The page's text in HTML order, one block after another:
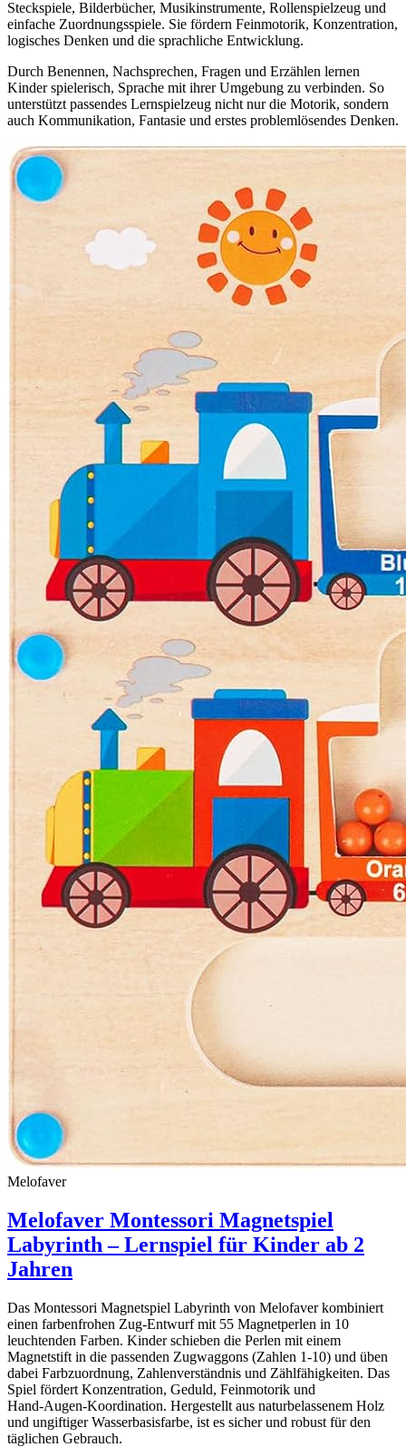
Steckspiele, Bilderbücher, Musikinstrumente, Rollenspielzeug und
einfache Zuordnungsspiele. Sie fördern Feinmotorik, Konzentration,
logisches Denken und die sprachliche Entwicklung.
Durch Benennen, Nachsprechen, Fragen und Erzählen lernen
Kinder spielerisch, Sprache mit ihrer Umgebung zu verbinden. So
unterstützt passendes Lernspielzeug nicht nur die Motorik, sondern
auch Kommunikation, Fantasie und erstes problemlösendes Denken.
Melofaver
Melofaver Montessori Magnetspiel
Labyrinth – Lernspiel für Kinder ab 2
Jahren
Das Montessori Magnetspiel Labyrinth von Melofaver kombiniert
einen farbenfrohen Zug-Entwurf mit 55 Magnetperlen in 10
leuchtenden Farben. Kinder schieben die Perlen mit einem
Magnetstift in die passenden Zugwaggons (Zahlen 1‑10) und üben
dabei Farbzuordnung, Zahlenverständnis und Zählfähigkeiten. Das
Spiel fördert Konzentration, Geduld, Feinmotorik und
Hand‑Augen‑Koordination. Hergestellt aus naturbelassenem Holz
und ungiftiger Wasserbasisfarbe, ist es sicher und robust für den
täglichen Gebrauch.